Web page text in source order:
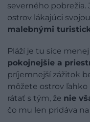
severného pobrežia.
ostrov lákajúci svojou
malebnými
Pláží je tu síce
pokojnejšie a
príjemnejší zážitok
môžete ostrov
rátať s tým, že nie
čo mu len pridáva